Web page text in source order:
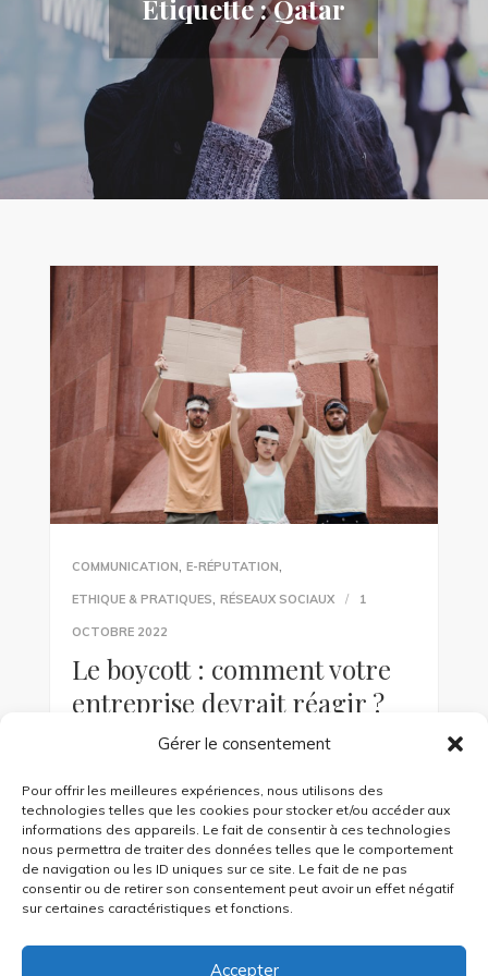
Gérer le consentement
Pour offrir les meilleures expériences, nous utilisons des
technologies telles que les cookies pour stocker et/ou accéder aux
informations des appareils. Le fait de consentir à ces technologies
nous permettra de traiter des données telles que le comportement
de navigation ou les ID uniques sur ce site. Le fait de ne pas
consentir ou de retirer son consentement peut avoir un effet négatif
sur certaines caractéristiques et fonctions.
Accepter
Étiquette :Qatar
COMMUNICATION, E-RÉPUTATION,
ETHIQUE & PRATIQUES, RÉSEAUX SOCIAUX 1
OCTOBRE 2022
Le boycott : comment votre
entreprise devrait réagir ?
Zara, Nike, Shein, la Coupe du monde de
dénoncent et boycottent de plus en plus les
marques. Si votre […]
KEEP READING